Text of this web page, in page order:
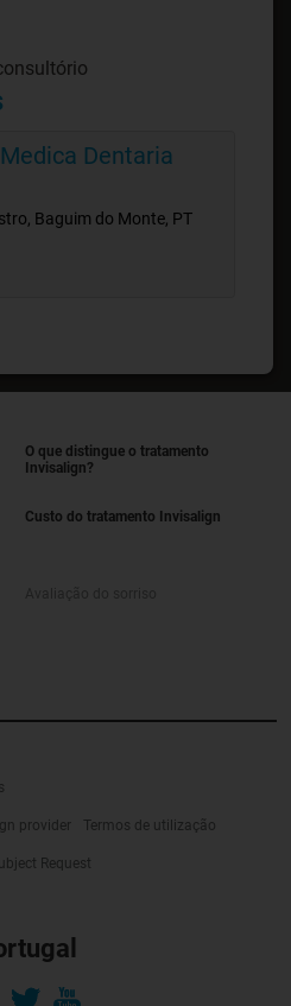
Dentaria
Baguim do Monte, PT
O que distingue o tratamento
Invisalign?
Custo do tratamento Invisalign
provider Termos de utilização
Request